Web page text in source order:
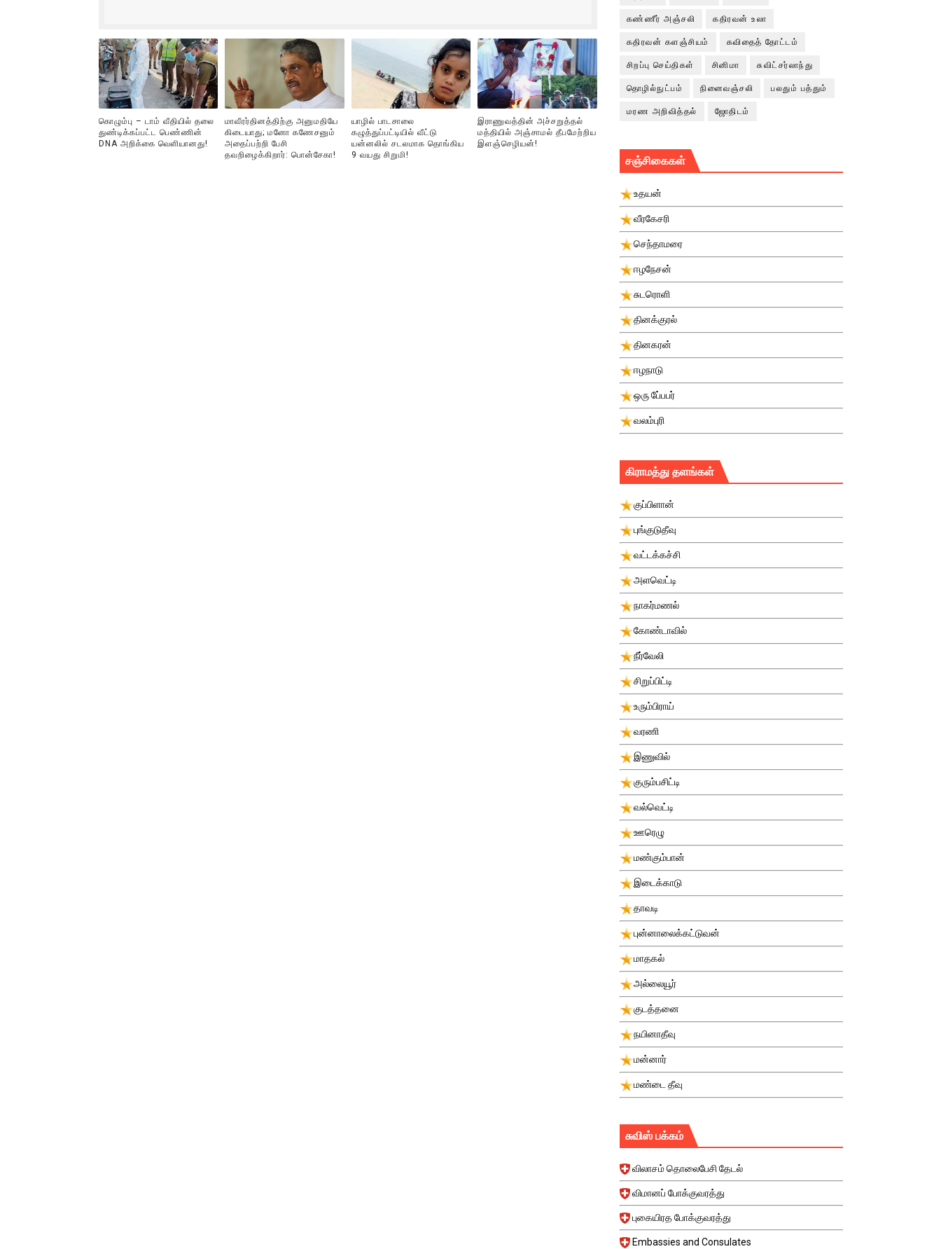
கொழும்பு – டாம் வீதியில் தலை
துண்டிக்கப்பட்ட பெண்ணின்
DNA அறிக்கை வௌியானது!
மாவீரர்தினத்திற்கு அனுமதியே
கிடையாது; மனோ கணேசனும்
அதைப்பற்றி பேசி
தவறிழைக்கிறார்: பொன்சேகா!
யாழில் பாடசாலை
கழுத்துப்பட்டியில் வீட்டு
யன்னலில் சடலமாக தொங்கிய
9 வயது சிறுமி!
இராணுவத்தின் அச்சறுத்தல்
மத்தியில் அஞ்சாமல் தீபமேற்றிய
இளஞ்செழியன்!
கண்ணீர் அஞ்சலி கதிரவன் உலா
கதிரவன் களஞ்சியம் கவிதைத் தோட்டம்
சிறப்பு செய்திகள் சினிமா சுவிட்சர்லாந்து
தொழில்நுட்பம் நினைவஞ்சலி பலதும் பத்தும்
மரண அறிவித்தல் ஜோதிடம்
சஞ்சிகைகள்
உதயன்
வீரகேசரி
செந்தாமரை
ஈழநேசன்
சுடரொளி
தினக்குரல்
தினகரன்
ஈழநாடு
ஒரு பே்பபர்
வலம்புரி
கிராமத்து தளங்கள்
குப்பிளான்
புங்குடுதீவு
வட்டக்கச்சி
அளவெட்டி
நாகர்மணல்
கோண்டாவில்
நீர்வேலி
சிறுப்பிட்டி
உரும்பிராய்
வரணி
இணுவில்
குரும்பசிட்டி
வல்வெட்டி
ஊரெழு
மண்கும்பான்
இடைக்காடு
தாவடி
புன்னாலைக்கட்டுவன்
மாதகல்
அல்லையூர்
குடத்தனை
நயினாதீவு
மன்னார்
மண்டை தீவு
சுவிஸ் பக்கம்
விலாசம் தொலைபேசி தேடல்
விமானப் போக்குவரத்து
புகையிரத போக்குவரத்து
Embassies and Consulates